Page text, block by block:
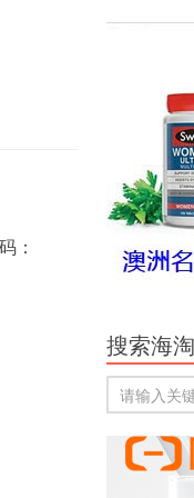
：
搜索海